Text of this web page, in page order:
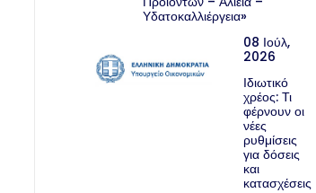
Υδατοκαλλιέργεια»
08 Ιούλ,
2026
Ιδιωτικό
χρέος: Τι
φέρνουν οι
νέες
ρυθμίσεις
για δόσεις
και
κατασχέσεις